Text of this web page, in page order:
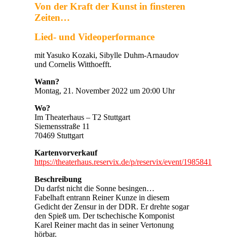
Von der Kraft der Kunst in finsteren
Zeiten…
Lied- und Videoperformance
mit Yasuko Kozaki, Sibylle Duhm-Arnaudov
und Cornelis Witthoefft.
Wann?
Montag, 21. November 2022 um 20:00 Uhr
Wo?
Im Theaterhaus – T2 Stuttgart
Siemensstraße 11
70469 Stuttgart
Kartenvorverkauf
https://theaterhaus.reservix.de/p/reservix/event/1985841
Beschreibung
Du darfst nicht die Sonne besingen…
Fabelhaft entrann Reiner Kunze in diesem
Gedicht der Zensur in der DDR. Er drehte sogar
den Spieß um. Der tschechische Komponist
Karel Reiner macht das in seiner Vertonung
hörbar.